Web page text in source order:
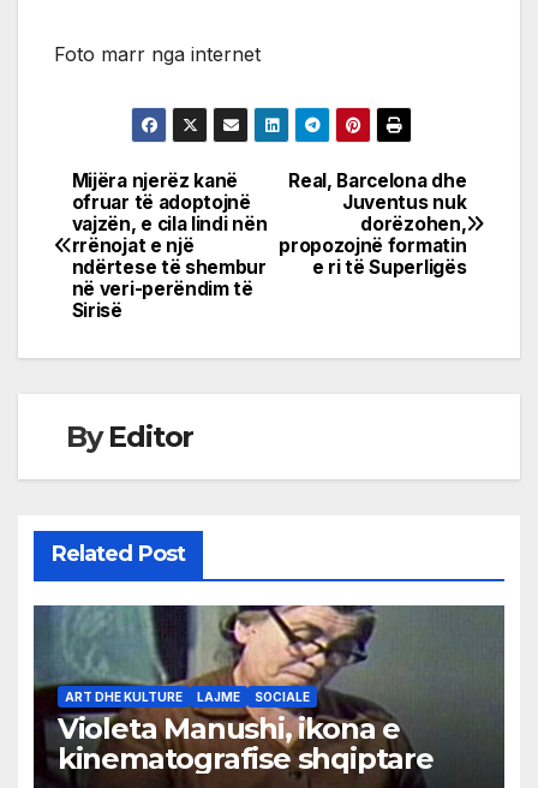
Foto marr nga internet
Post
navigation
Real, Barcelona dhe
Juventus nuk
dorëzohen,
propozojnë formatin
e ri të Superligës
Mijëra njerëz kanë
ofruar të adoptojnë
vajzën, e cila lindi nën
rrënojat e një
ndërtese të shembur
në veri-perëndim të
Sirisë
ByEditor
Related Post
ART DHE KULTURE LAJME SOCIALE
Violeta Manushi, ikona e
kinematografise shqiptare